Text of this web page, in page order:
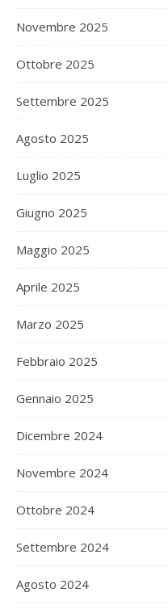
Novembre 2025
Ottobre 2025
Settembre 2025
Agosto 2025
Luglio 2025
Giugno 2025
Maggio 2025
Aprile 2025
Marzo 2025
Febbraio 2025
Gennaio 2025
Dicembre 2024
Novembre 2024
Ottobre 2024
Settembre 2024
Agosto 2024